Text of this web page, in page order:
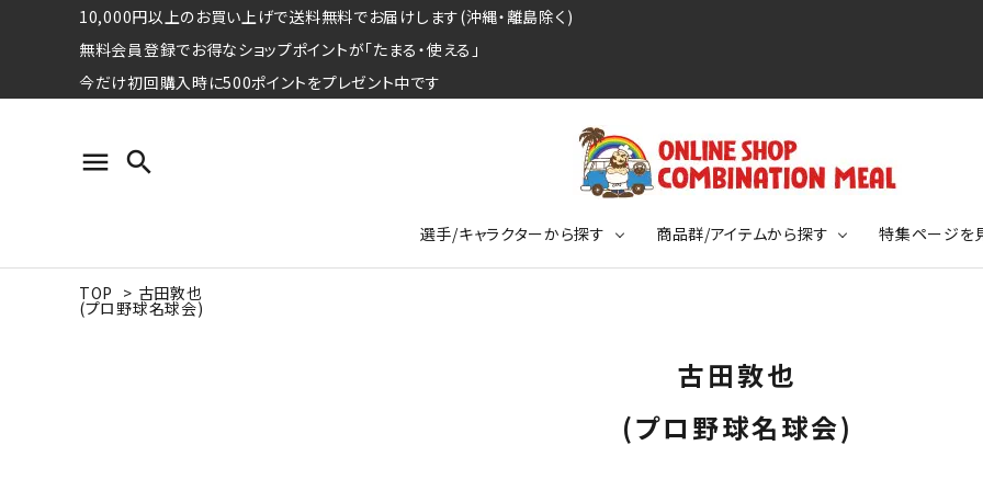
10,000円以上のお買い上げで送料無料でお届けします(沖縄・離島除く)
無料会員登録でお得なショップポイントが「たまる・使える」
今だけ初回購入時に500ポイントをプレゼント中です
menu search
選手/キャラクターから探す
プロ野球選手コレクション
競走馬コレクション
商品群/アイテムから探す
Tシャツ
KIDSサイズ
特集ページを
特集ページ
TOP > 古田敦也
(プロ野球名球会)
古田敦也
(プロ野球名球会)